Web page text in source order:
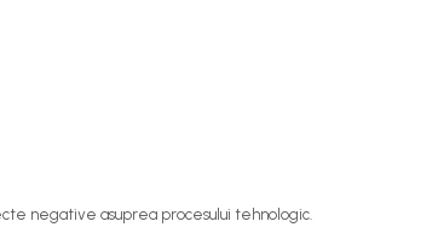
negative asuprea procesului tehnologic.